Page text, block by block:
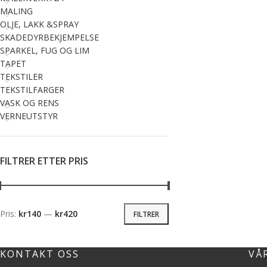
MALING
OLJE, LAKK &SPRAY
SKADEDYRBEKJEMPELSE
SPARKEL, FUG OG LIM
TAPET
TEKSTILER
TEKSTILFARGER
VASK OG RENS
VERNEUTSTYR
FILTRER ETTER PRIS
FILTRER
Pris: kr140 — kr420
KONTAKT OSS